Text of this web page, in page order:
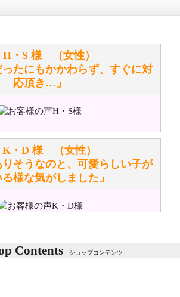
が見つからない場合は、探して取り
それは当店が謡っています「おも
応させていただきます。
ぐるみは洗濯できますか？ ぬいぐ
を教えてください。
をご覧ください。
付いているボタンやタグに、何か意
ご覧ください。
H・S 様 （女性）
ったにもかかわらず、すぐに対
応頂き…」
K・D 様 （女性）
りそうなのと、可愛らしい子が
様な気がしました」
M・K 様 （女性）
も丁寧でした。値段と他の融通
Contents ショップコンテンツ